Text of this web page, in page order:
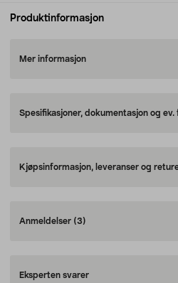
Produktinformasjon
Mer informasjon
Spesifikasjoner, dokumentasjon og
Kjøpsinformasjon, leveranser og
Anmeldelser (3)
Eksperten svarer